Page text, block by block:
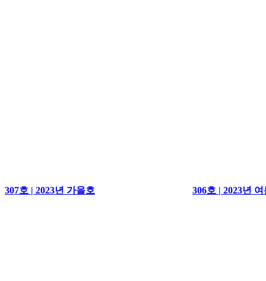
307호 | 2023년 가을호 306호 | 2023년